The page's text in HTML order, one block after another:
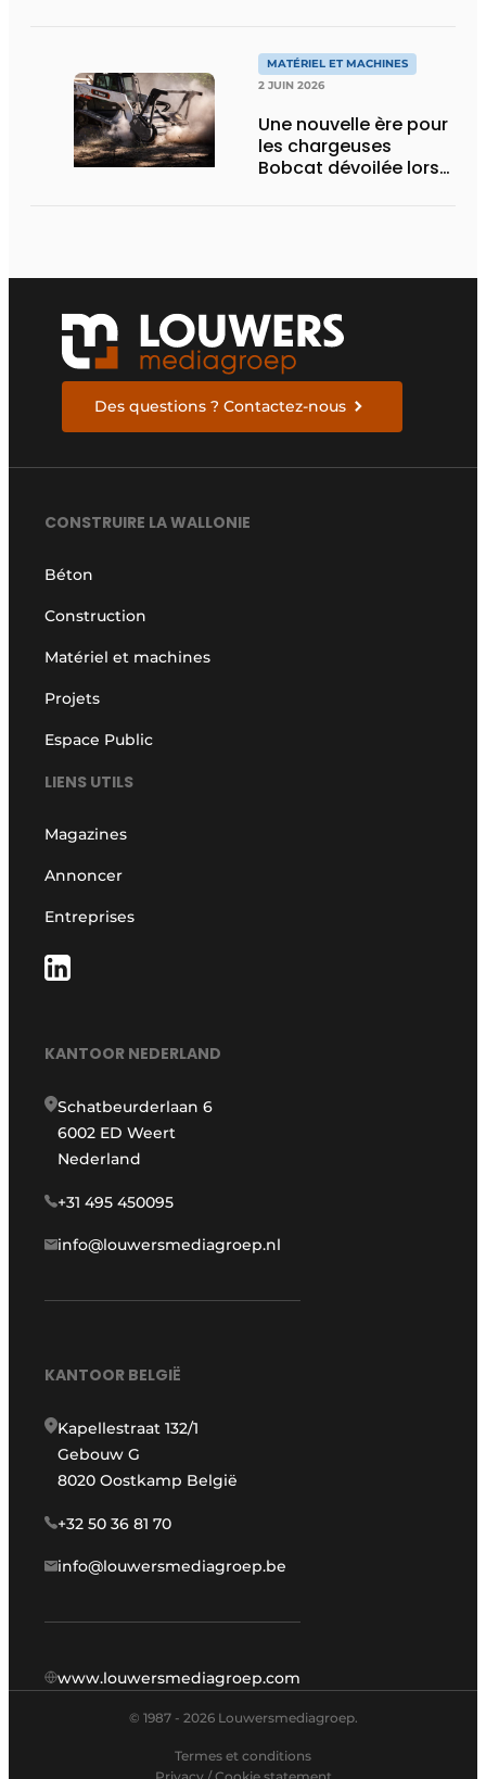
eActros Lowliner
MATÉRIEL ET MACHINES
2 JUIN 2026
Une nouvelle ère pour
les chargeuses
Bobcat dévoilée lors
Des questions ? Contactez-nous
CONSTRUIRE LA WALLONIE
Béton
Construction
Matériel et machines
Projets
Espace Public
LIENS UTILS
Magazines
Annoncer
Entreprises
KANTOOR NEDERLAND
Schatbeurderlaan 6
6002 ED Weert
Nederland
+31 495 450095
info@louwersmediagroep.nl
KANTOOR BELGIË
Kapellestraat 132/1
Gebouw G
8020 Oostkamp België
+32 50 36 81 70
info@louwersmediagroep.be
www.louwersmediagroep.com
© 1987 - 2026 Louwersmediagroep.
Termes et conditions